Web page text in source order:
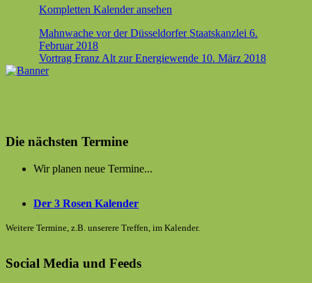
Kom­plet­ten Kalen­der ansehen
Beitragsnavigation
Mahnwache vor der Düsseldorfer Staatskanzlei 6.
Februar 2018
Vortrag Franz Alt zur Energiewende 10. März 2018
Die nächsten Termine
Wir planen neue Termine...
Der 3 Rosen Kalender
Weitere Termine, z.B. unserere Treffen, im Kalender.
Social Media und Feeds